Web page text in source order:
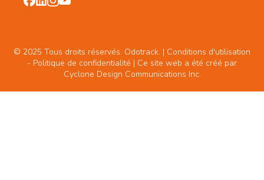
© 2025 Tous droits réservés. Odotrack. | Conditions d'utilisation
- Politique de confidentialité | Ce site web a été créé par
Cyclone Design Communications Inc.